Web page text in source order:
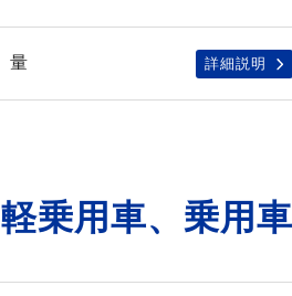
量 詳細説明
乗用車、乗用車